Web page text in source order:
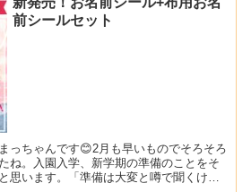
前シールセット
っちゃんです😊2月も早いものでそろそろ
ね。入園入学、新学期の準備のことをそ
思います。「準備は大変と噂で聞くけ